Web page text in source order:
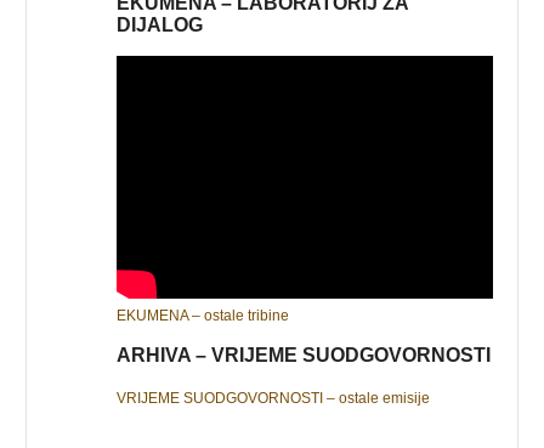
DIJALOG
EKUMENA – ostale tribine
ARHIVA – VRIJEME SUODGOVORNOSTI
VRIJEME SUODGOVORNOSTI – ostale emisije